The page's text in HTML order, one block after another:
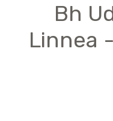
Bh
Linnea